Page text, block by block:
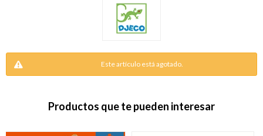
Este artículo está agotado.
Productos que te pueden interesar